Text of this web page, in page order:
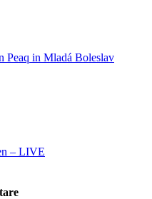
Peaq in Mladá Boleslav
– LIVE